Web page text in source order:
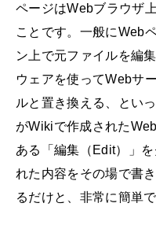
ページはWebブラウザ
ことです。一般にWeb
ン上で元ファイルを編
ウェアを使ってWebサ
ルと置き換える、とい
がWikiで作成された
ある「編集（Edit）」
れた内容をその場で書
るだけと、非常に簡単で